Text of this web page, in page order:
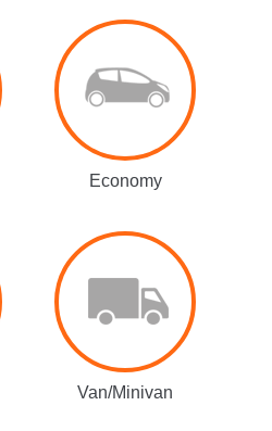
Economy
Van/Minivan